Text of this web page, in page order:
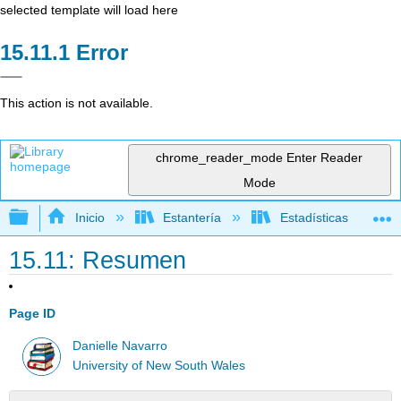
selected template will load here
Error
This action is not available.
chrome_reader_mode Enter Reader
Mode
Expandir/contraer jerarquía global
Inicio Estantería Estadísticas
15.11: Resumen
Page ID
Danielle Navarro
University of New South Wales